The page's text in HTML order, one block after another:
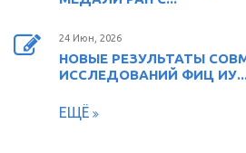
24 Июн, 2026
НОВЫЕ РЕЗУЛЬТАТЫ
ИССЛЕДОВАНИЙ ФИЦ
ЕЩЁ